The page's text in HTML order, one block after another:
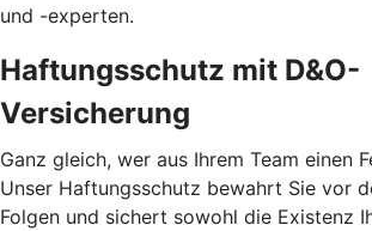
und -experten.
Haftungsschutz mit D&O-
Versicherung
Ganz gleich, wer aus Ihrem Team einen
Unser Haftungsschutz bewahrt Sie vor
Folgen und sichert sowohl die Existenz